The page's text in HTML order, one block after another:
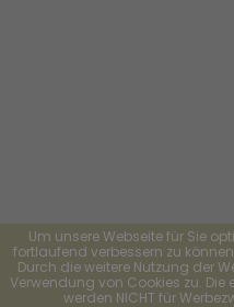
Um unsere Webseite für Sie
fortlaufend verbessern zu
Durch die weitere Nutzung der
Verwendung von Cookies zu.
werden NICHT für